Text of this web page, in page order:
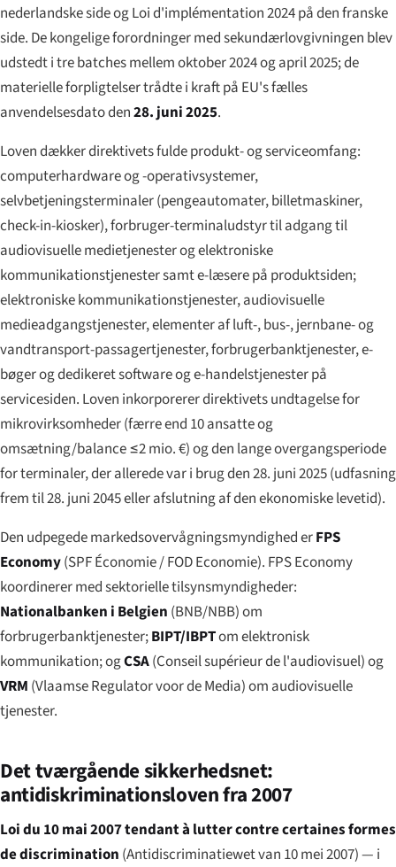
nederlandske side ogLoi d'implémentation 2024på den franske
side. De kongelige forordninger med sekundærlovgivningen blev
udstedt i tre batches mellem oktober 2024 og april 2025; de
materielle forpligtelser trådte i kraft på EU's fælles
anvendelsesdato den28. juni 2025.
Loven dækker direktivets fulde produkt- og serviceomfang:
computerhardware og -operativsystemer,
selvbetjeningsterminaler (pengeautomater, billetmaskiner,
check-in-kiosker), forbruger-terminaludstyr til adgang til
audiovisuelle medietjenester og elektroniske
kommunikationstjenester samt e-læsere på produktsiden;
elektroniske kommunikationstjenester, audiovisuelle
medieadgangstjenester, elementer af luft-, bus-, jernbane- og
vandtransport-passagertjenester, forbrugerbanktjenester, e-
bøger og dedikeret software og e-handelstjenester på
servicesiden. Loven inkorporerer direktivets undtagelse for
mikrovirksomheder (færre end 10 ansatte og
omsætning/balance ≤2 mio. €) og den lange overgangsperiode
for terminaler, der allerede var i brug den 28. juni 2025 (udfasning
frem til 28. juni 2045 eller afslutning af den ekonomiske levetid).
Den udpegede markedsovervågningsmyndighed erFPS
Economy(SPF Économie/FOD Economie). FPS Economy
koordinerer med sektorielle tilsynsmyndigheder:
Nationalbanken i Belgien (BNB/NBB) om
forbrugerbanktjenester;BIPT/IBPTom elektronisk
kommunikation; ogCSA(Conseil supérieur de l'audiovisuel) og
VRM (Vlaamse Regulator voor de Media) om audiovisuelle
tjenester.
Det tværgående sikkerhedsnet:
antidiskriminationsloven fra 2007
Loi du 10 mai 2007 tendant à lutter contre certaines formes
de discrimination (Antidiscriminatiewet van 10 mei 2007) — i